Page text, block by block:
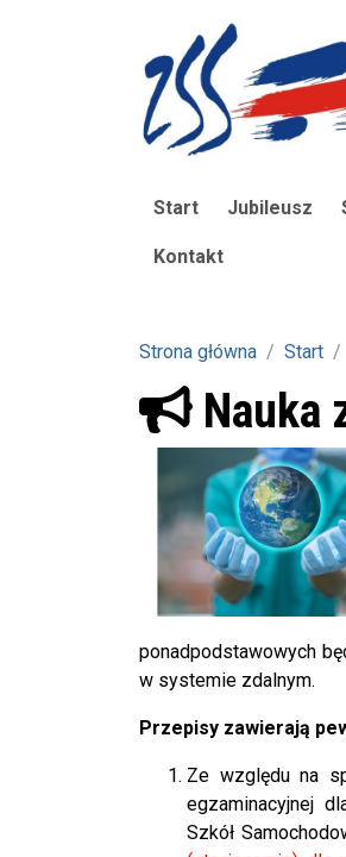
Start Jubileusz
Kontakt
Strona główna Start
Nauka
ponadpodstawowych
w systemie zdalnym.
Przepisy zawierają
Ze względu na
egzaminacyjnej
Szkół